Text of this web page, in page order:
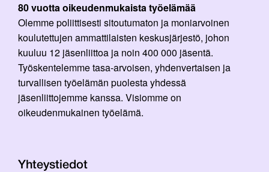
80 vuotta oikeudenmukaista työelämää
Olemme poliittisesti sitoutumaton ja moniarvoinen
koulutettujen ammattilaisten keskusjärjestö, johon
kuuluu 12 jäsenliittoa ja noin 400 000 jäsentä.
Työskentelemme tasa-arvoisen, yhdenvertaisen ja
turvallisen työelämän puolesta yhdessä
jäsenliittojemme kanssa. Visiomme on
oikeudenmukainen työelämä.
Yhteystiedot